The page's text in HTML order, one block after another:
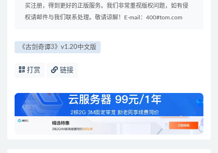
买注册，得到更好的正版服务。我们非常重视版权问题，如有侵
权请邮件与我们联系处理。敬请谅解！E-mail：400#tom.com
《古剑奇谭3》v1.20中文版
打赏 链接